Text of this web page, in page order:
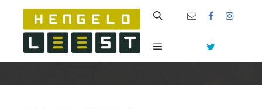
Hoofdmenu